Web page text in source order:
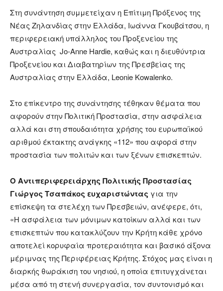
Στη συνάντηση συμμετείχαν η Επίτιμη Πρόξενος της
Νέας Ζηλανδίας στην Ελλάδα, Ιωάννα Γκουβάτσου, η
περιφερειακή υπάλληλος του Προξενείου της
Αυστραλίας Jo-Anne Hardie, καθώς και η διευθύντρια
Προξενείου και Διαβατηρίων της Πρεσβείας της
Αυστραλίας στην Ελλάδα, Leonie Kowalenko.
Στο επίκεντρο της συνάντησης τέθηκαν θέματα που
αφορούν στην Πολιτική Προστασία, στην ασφάλεια
αλλά και στη σπουδαιότητα χρήσης του ευρωπαϊκού
αριθμού έκτακτης ανάγκης «112» που αφορά στην
προστασία των πολιτών και των ξένων επισκεπτών.
Ο Αντιπεριφερειάρχης Πολιτικής Προστασίας
Γιώργος Τσαπάκος ευχαριστώντας για την
επίσκεψη τα στελέχη των Πρεσβειών, ανέφερε, ότι,
«Η ασφάλεια των μόνιμων κατοίκων αλλά και των
επισκεπτών που κατακλύζουν την Κρήτη κάθε χρόνο
αποτελεί κορυφαία προτεραιότητα και βασικό άξονα
μέριμνας της Περιφέρειας Κρήτης. Στόχος μας είναι η
διαρκής θωράκιση του νησιού, η οποία επιτυγχάνεται
μέσα από τη στενή συνεργασία, τον συντονισμό και